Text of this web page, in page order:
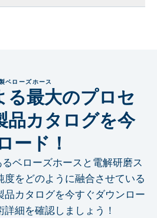
ベローズホース
る最大のプロセ
品カタログを今
ード！
ベローズホースと電解研磨ス
をどのように融合させている
カタログを今すぐダウンロー
細を確認しましょう！